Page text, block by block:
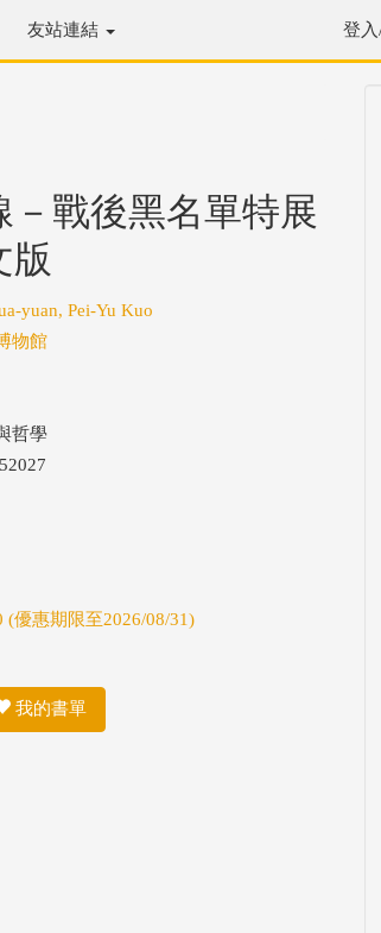
友站連結 登
－戰後黑名單特展
版
yuan, Pei-Yu Kuo
物館
哲學
(優惠期限至2026/08/31)
我的書單